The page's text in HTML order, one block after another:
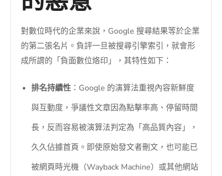
對數位時代的企業來說，Google 搜尋結果等於企業
的第二張名片。負評一旦被搜尋引擎索引，就會形
成所謂的「負面數位烙印」，其特性如下：
排名持續性 ：Google 的演算法重視內容新鮮度
與互動度，爭議性文章因為點擊率高、停留時間
長，反而容易被演算法判定為「高品質內容」，
久久佔據首頁。即使原始發文者刪文，也可能已
被網頁時光機（Wayback Machine）或其他網站